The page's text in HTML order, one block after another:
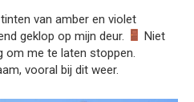
van amber en violet
geklop op mijn deur.
Niet
om me te laten stoppen.
vooral bij dit weer.